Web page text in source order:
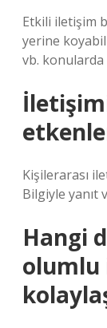
Etkili iletişim
yerine
vb.
Kişilerarası
Bilgiyle yanıt
Hangi
olumlu